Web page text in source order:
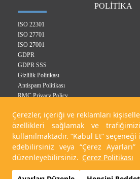
Çerezler, içeriği ve reklamları
özellikleri sağlamak ve
kullanılmaktadır. “Kabul Et”
edebilirsiniz veya “Çerez
düzenleyebilirsiniz. Çerez Politikası
POLİTİKA
ISO 22301
ISO 27701
ISO 27001
GDPR
GDPR SSS
Gizlilik Politikası
Antispam Politikası
RMC Privacy Policy
Çerez Politikası
KVKK Politikası